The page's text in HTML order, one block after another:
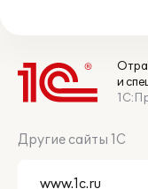
и
Другие сайты 1С